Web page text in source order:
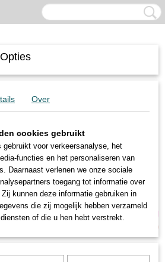
UW WINKELWAGEN
(0)
Over
cookies gebruikt
gebruikt voor verkeersanalyse, het
functies en het personaliseren van
Daarnaast verlenen we onze sociale
toegang tot informatie over
kunnen deze informatie gebruiken in
die zij mogelijk hebben verzameld
of die u hen hebt verstrekt.